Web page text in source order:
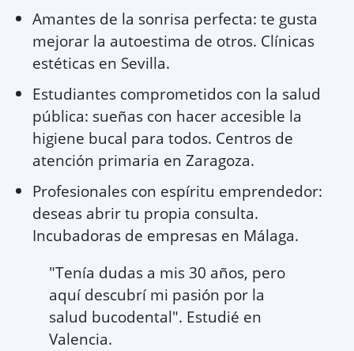
Amantes de la sonrisa perfecta: te gusta
mejorar la autoestima de otros. Clínicas
estéticas en Sevilla.
Estudiantes comprometidos con la salud
pública: sueñas con hacer accesible la
higiene bucal para todos. Centros de
atención primaria en Zaragoza.
Profesionales con espíritu emprendedor:
deseas abrir tu propia consulta.
Incubadoras de empresas en Málaga.
"Tenía dudas a mis 30 años, pero
aquí descubrí mi pasión por la
salud bucodental". Estudié en
Valencia.